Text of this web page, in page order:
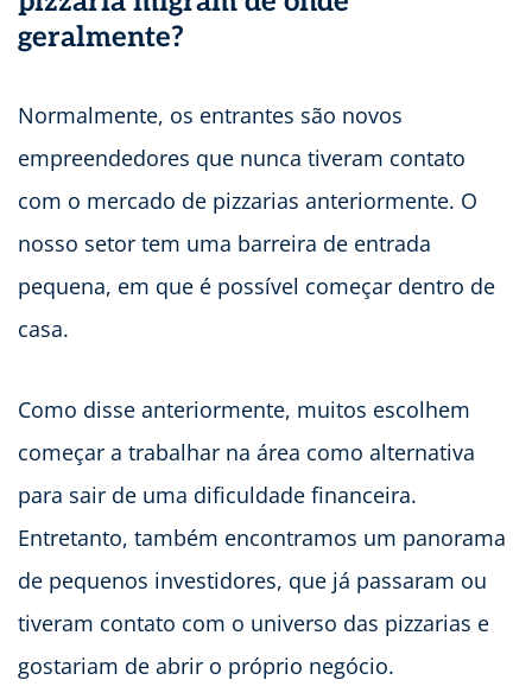
geralmente?
Normalmente, os entrantes são novos
empreendedores que nunca tiveram contato
com o mercado de pizzarias anteriormente. O
nosso setor tem uma barreira de entrada
pequena, em que é possível começar dentro de
casa.
Como disse anteriormente, muitos escolhem
começar a trabalhar na área como alternativa
para sair de uma dificuldade financeira.
Entretanto, também encontramos um panorama
de pequenos investidores, que já passaram ou
tiveram contato com o universo das pizzarias e
gostariam de abrir o próprio negócio.